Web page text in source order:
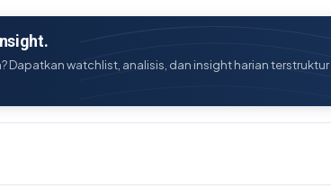
Dapatkan watchlist, analisis, dan insight harian terstruktur